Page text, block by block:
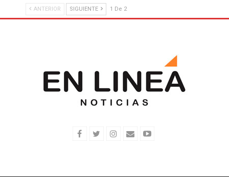
ANTERIOR SIGUIENTE 1 De 2